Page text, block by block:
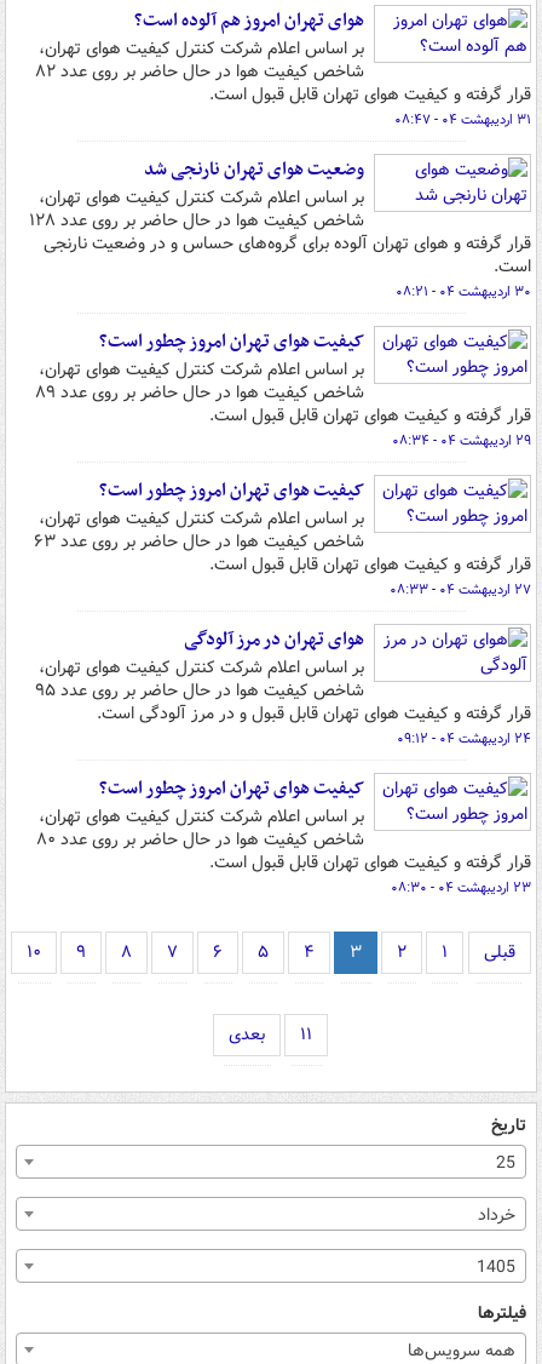
هوای تهران امروز هم آلوده است؟
بر اساس اعلام شرکت کنترل کیفیت هوای تهران،
شاخص کیفیت هوا در حال حاضر بر روی عدد ۸۲
قرار گرفته و کیفیت هوای تهران قابل قبول است.
۳۱ اردیبهشت ۰۴ - ۰۸:۴۷
وضعیت هوای تهران نارنجی شد
بر اساس اعلام شرکت کنترل کیفیت هوای تهران،
شاخص کیفیت هوا در حال حاضر بر روی عدد ۱۲۸
قرار گرفته و هوای تهران آلوده برای گروه‌های حساس و در وضعیت نارنجی
است.
۳۰ اردیبهشت ۰۴ - ۰۸:۲۱
کیفیت هوای تهران امروز چطور است؟
بر اساس اعلام شرکت کنترل کیفیت هوای تهران،
شاخص کیفیت هوا در حال حاضر بر روی عدد ۸۹
قرار گرفته و کیفیت هوای تهران قابل قبول است.
۲۹ اردیبهشت ۰۴ - ۰۸:۳۴
کیفیت هوای تهران امروز چطور است؟
بر اساس اعلام شرکت کنترل کیفیت هوای تهران،
شاخص کیفیت هوا در حال حاضر بر روی عدد ۶۳
قرار گرفته و کیفیت هوای تهران قابل قبول است.
۲۷ اردیبهشت ۰۴ - ۰۸:۳۳
هوای تهران در مرز آلودگی
بر اساس اعلام شرکت کنترل کیفیت هوای تهران،
شاخص کیفیت هوا در حال حاضر بر روی عدد ۹۵
قرار گرفته و کیفیت هوای تهران قابل قبول و در مرز آلودگی است.
۲۴ اردیبهشت ۰۴ - ۰۹:۱۲
کیفیت هوای تهران امروز چطور است؟
بر اساس اعلام شرکت کنترل کیفیت هوای تهران،
شاخص کیفیت هوا در حال حاضر بر روی عدد ۸۰
قرار گرفته و کیفیت هوای تهران قابل قبول است.
۲۳ اردیبهشت ۰۴ - ۰۸:۳۰
قبلی ۱ ۲ ۳ ۴ ۵ ۶ ۷ ۸ ۹ ۱۰
۱۱ بعدی
تاریخ
25
خرداد
1405
فیلترها
همه سرویس‌ها